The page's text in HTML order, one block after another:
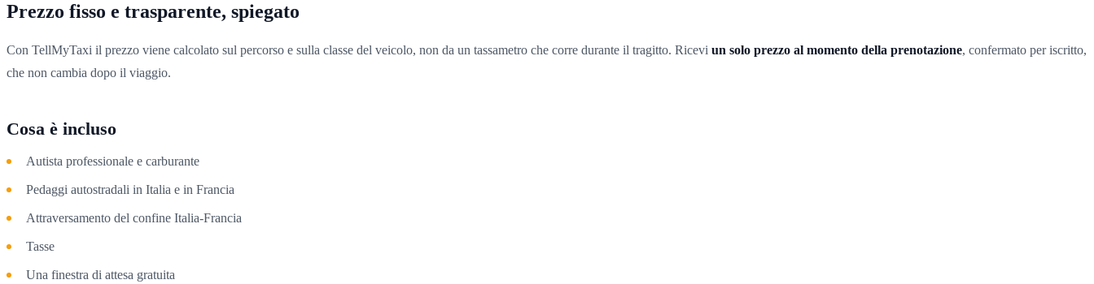
Prezzo fisso e trasparente, spiegato
Con TellMyTaxi il prezzo viene calcolato sul percorso e sulla classe del veicolo, non da un tassametro che corre durante il tragitto. Ricevi un solo prezzo al momento della prenotazione, confermato per iscritto,
che non cambia dopo il viaggio.
Cosa è incluso
Autista professionale e carburante
Pedaggi autostradali in Italia e in Francia
Attraversamento del confine Italia-Francia
Tasse
Una finestra di attesa gratuita